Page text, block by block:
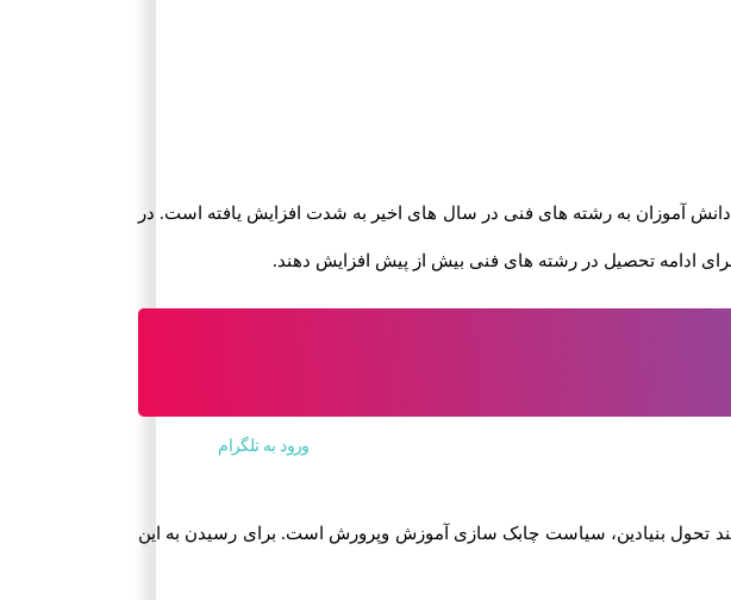
آموزان به رشته های فنی در سال های اخیر به شدت افزایش یافته است. در
برای ادامه تحصیل در رشته های فنی بیش از پیش افزایش دهند.
ورود به تلگرام
تحول بنیادین، سیاست چابک سازی آموزش وپرورش است. برای رسیدن به این